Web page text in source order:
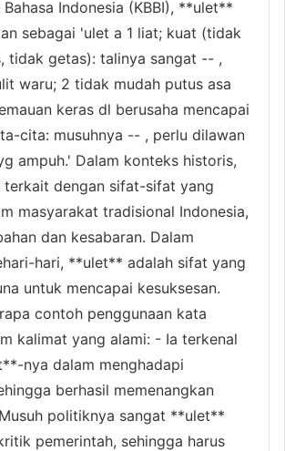
Bahasa Indonesia (KBBI), **ulet**
sebagai 'ulet a 1 liat; kuat (tidak
tidak getas): talinya sangat -- ,
waru; 2 tidak mudah putus asa
keras dl berusaha mencapai
cita: musuhnya -- , perlu dilawan
ampuh.' Dalam konteks historis,
dengan sifat-sifat yang
masyarakat tradisional Indonesia,
dan kesabaran. Dalam
hari, **ulet** adalah sifat yang
untuk mencapai kesuksesan.
contoh penggunaan kata
kalimat yang alami: - Ia terkenal
nya dalam menghadapi
berhasil memenangkan
politiknya sangat **ulet**
pemerintah, sehingga harus